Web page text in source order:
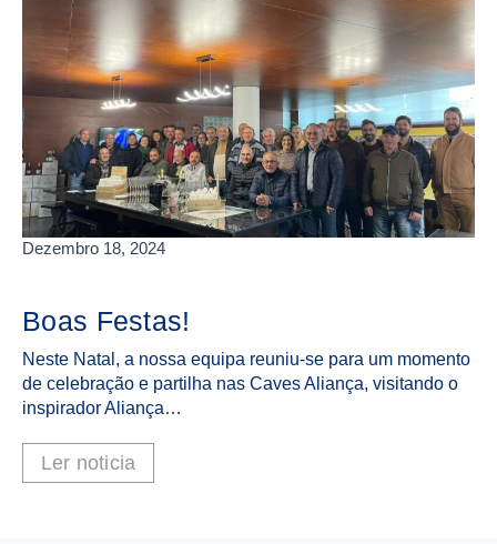
Boas Festas!
Dezembro 18, 2024
Neste Natal, a nossa equipa reuniu-se para um momento
de celebração e partilha nas Caves Aliança, visitando o
inspirador Aliança…
Ler noticia